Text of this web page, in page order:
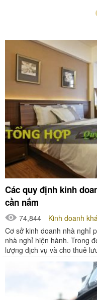
Các quy định kinh
cần nắm
74,844
Kinh doanh
Cơ sở kinh doanh nhà nghỉ
nhà nghỉ hiện hành. Trong
lượng dịch vụ và cho thuê